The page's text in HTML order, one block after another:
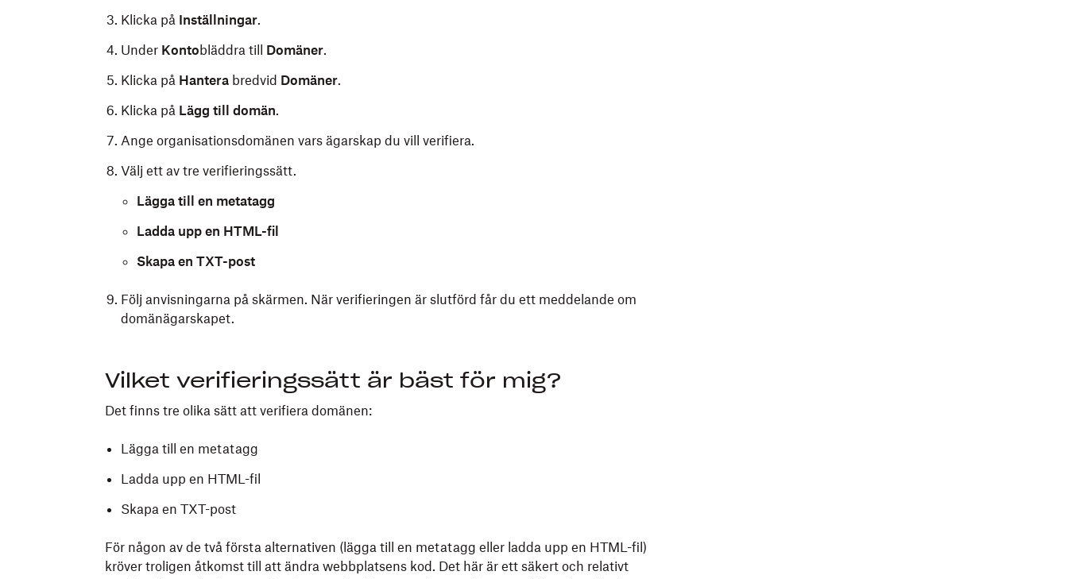
Klicka på Inställningar.
Under Kontobläddra till Domäner.
Klicka på Hantera bredvid Domäner.
Klicka på Lägg till domän.
Ange organisationsdomänen vars ägarskap du vill verifiera.
Välj ett av tre verifieringssätt.
Lägga till en metatagg
Ladda upp en HTML-fil
Skapa en TXT-post
Följ anvisningarna på skärmen. När verifieringen är slutförd får du ett meddelande om
domänägarskapet.
Vilket verifieringssätt är bäst för mig?
Det finns tre olika sätt att verifiera domänen:
Lägga till en metatagg
Ladda upp en HTML-fil
Skapa en TXT-post
För någon av de två första alternativen (lägga till en metatagg eller ladda upp en HTML-fil)
kröver troligen åtkomst till att ändra webbplatsens kod. Det här är ett säkert och relativt